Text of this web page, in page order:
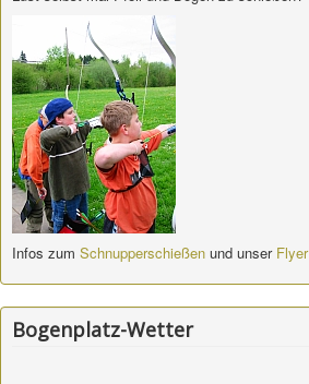
Infos zum Schnupperschießen und unser Flyer
Bogenplatz-Wetter